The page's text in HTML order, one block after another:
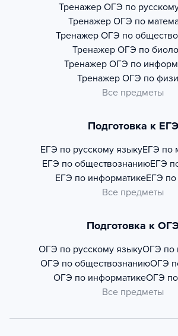
Тренажер ОГЭ по
Тренажер ОГЭ по
Тренажер ОГЭ по
Тренажер ОГЭ по
Тренажер ОГЭ по
Тренажер ОГЭ по
Все предметы
Подготовка к ЕГЭ
ЕГЭ по русскому языкуЕГЭ по
ЕГЭ по обществознаниюЕГЭ
ЕГЭ по информатикеЕГЭ
Все предметы
Подготовка к
ОГЭ по русскому языкуОГЭ по
ОГЭ по обществознаниюОГЭ
ОГЭ по информатикеОГЭ
Все предметы